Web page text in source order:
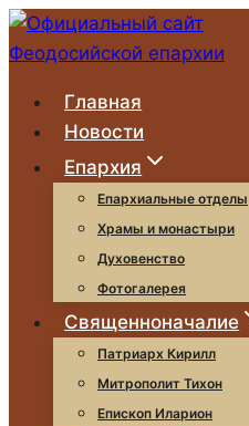
Перейти
к
Главная
Новости
Епархия
Епархиальные отделы
Храмы и монастыри
Духовенство
Фотогалерея
Священноначалие
Патриарх Кирилл
Митрополит Тихон
Епископ Иларион